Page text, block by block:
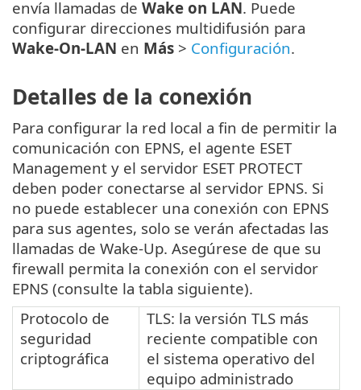
envía llamadas de Wake on LAN. Puede
configurar direcciones multidifusión para
Wake-On-LAN en Más > Configuración.
Detalles de la conexión
Para configurar la red local a fin de permitir la
comunicación con EPNS, el agente ESET
Management y el servidor ESET PROTECT
deben poder conectarse al servidor EPNS. Si
no puede establecer una conexión con EPNS
para sus agentes, solo se verán afectadas las
llamadas de Wake-Up. Asegúrese de que su
firewall permita la conexión con el servidor
EPNS (consulte la tabla siguiente).
Protocolo de
seguridad
criptográfica
TLS: la versión TLS más
reciente compatible con
el sistema operativo del
equipo administrado